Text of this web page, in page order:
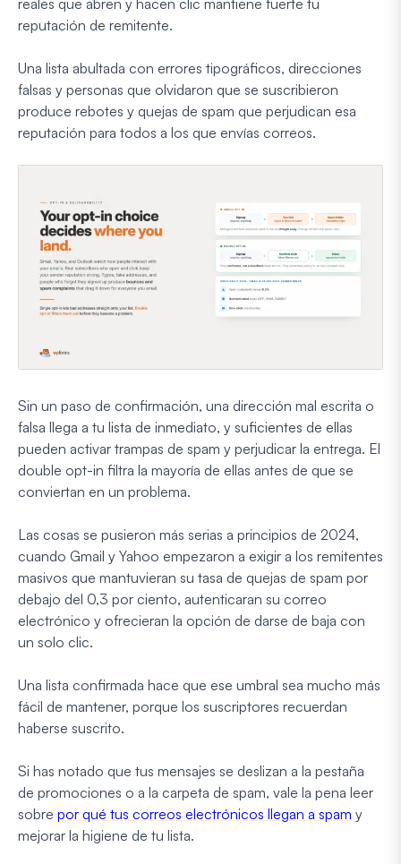
reputación de remitente.
Una lista abultada con errores tipográficos, direcciones
falsas y personas que olvidaron que se suscribieron
produce rebotes y quejas de spam que perjudican esa
reputación para todos a los que envías correos.
Sin un paso de confirmación, una dirección mal escrita o
falsa llega a tu lista de inmediato, y suficientes de ellas
pueden activar trampas de spam y perjudicar la entrega. El
double opt-in filtra la mayoría de ellas antes de que se
conviertan en un problema.
Las cosas se pusieron más serias a principios de 2024,
cuando Gmail y Yahoo empezaron a exigir a los remitentes
masivos que mantuvieran su tasa de quejas de spam por
debajo del 0,3 por ciento, autenticaran su correo
electrónico y ofrecieran la opción de darse de baja con
un solo clic.
Una lista confirmada hace que ese umbral sea mucho más
fácil de mantener, porque los suscriptores recuerdan
haberse suscrito.
Si has notado que tus mensajes se deslizan a la pestaña
de promociones o a la carpeta de spam, vale la pena leer
sobre por qué tus correos electrónicos llegan a spam y
mejorar la higiene de tu lista.